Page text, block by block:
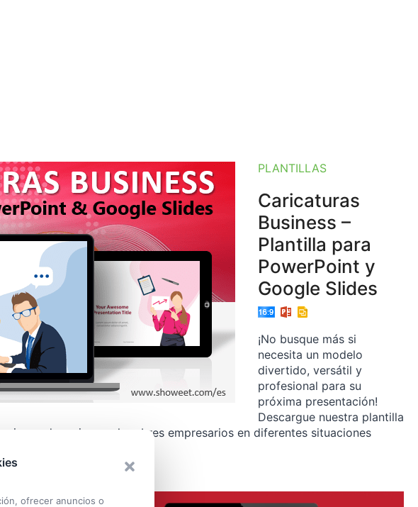
ofrecer anuncios o
PLANTILLAS
Caricaturas
Business –
Plantilla para
PowerPoint y
Google Slides
¡No busque más si
necesita un modelo
divertido, versátil y
profesional para su
próxima presentación!
Descargue nuestra plantilla
de mujeres y hombres empresarios en diferentes situaciones